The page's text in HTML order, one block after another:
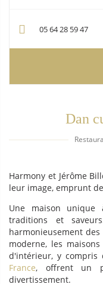
05 64 28 59 47
Dan
Harmony et Jérôme
leur image, emprunt
Une maison unique
traditions et
harmonieusement
moderne, les
d'intérieur, y compris
France, offrent un
divertissement.